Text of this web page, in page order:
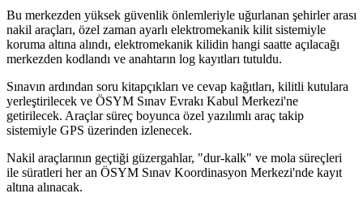
Bu merkezden yüksek güvenlik önlemleriyle uğurlanan şehirler arası
nakil araçları, özel zaman ayarlı elektromekanik kilit sistemiyle
koruma altına alındı, elektromekanik kilidin hangi saatte açılacağı
merkezden kodlandı ve anahtarın log kayıtları tutuldu.
Sınavın ardından soru kitapçıkları ve cevap kağıtları, kilitli kutulara
yerleştirilecek ve ÖSYM Sınav Evrakı Kabul Merkezi'ne
getirilecek. Araçlar süreç boyunca özel yazılımlı araç takip
sistemiyle GPS üzerinden izlenecek.
Nakil araçlarının geçtiği güzergahlar, "dur-kalk" ve mola süreçleri
ile süratleri her an ÖSYM Sınav Koordinasyon Merkezi'nde kayıt
altına alınacak.